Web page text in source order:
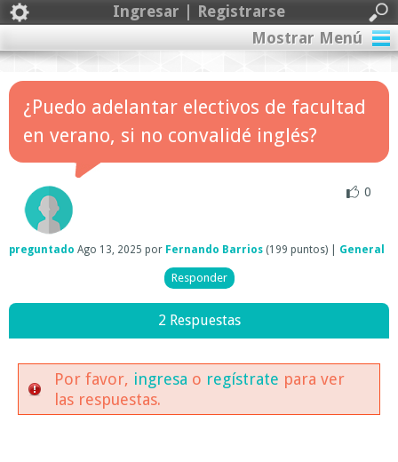
Ingresar | Registrarse
Mostrar Menú
¿Puedo adelantar electivos de facultad
en verano, si no convalidé inglés?
0
preguntado Ago 13, 2025 por Fernando Barrios (199 puntos) General
2 Respuestas
Por favor, ingresa o regístrate para ver
las respuestas.